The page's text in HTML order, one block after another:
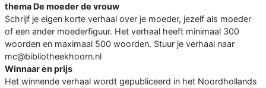
thema De moeder de vrouw
Schrijf je eigen korte verhaal over je moeder, jezelf als moeder
of een ander moederfiguur. Het verhaal heeft minimaal 300
woorden en maximaal 500 woorden. Stuur je verhaal naar
mc@bibliotheekhoorn.nl
Winnaar en prijs
Het winnende verhaal wordt gepubliceerd in het Noordhollands